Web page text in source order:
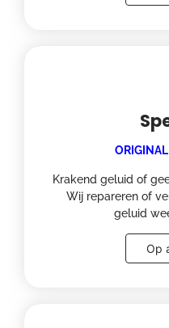
Krakend geluid of
Wij repareren of
geluid
Op